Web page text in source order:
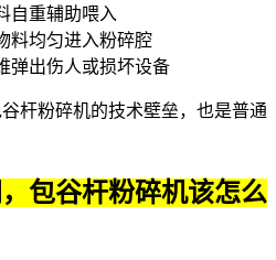
自重辅助喂入
料均匀进入粉碎腔
弹出伤人或损坏设备
杆粉碎机的技术壁垒，也是普通
包谷杆粉碎机该怎么